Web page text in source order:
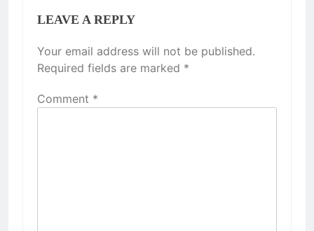
LEAVE A REPLY
Your email address will not be published.
Required fields are marked *
Comment *